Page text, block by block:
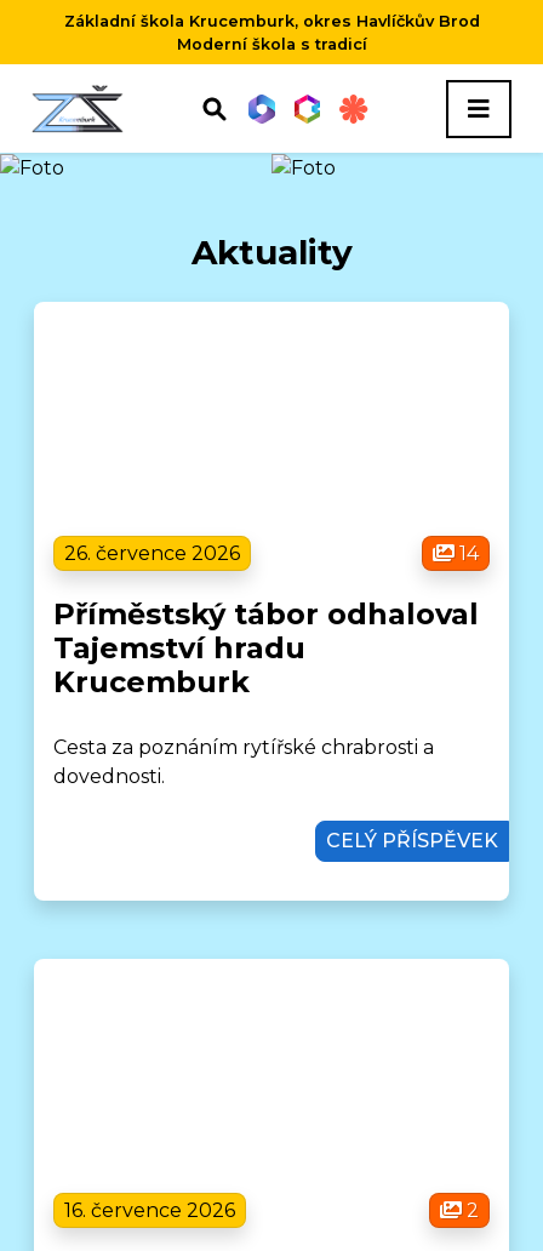
Základní škola Krucemburk, okres Havlíčkův Brod
Moderní škola s tradicí
Aktuality
26. července 2026 14
Příměstský tábor odhaloval
Tajemství hradu
Krucemburk
Cesta za poznáním rytířské chrabrosti a
dovednosti.
CELÝ PŘÍSPĚVEK
16. července 2026 2